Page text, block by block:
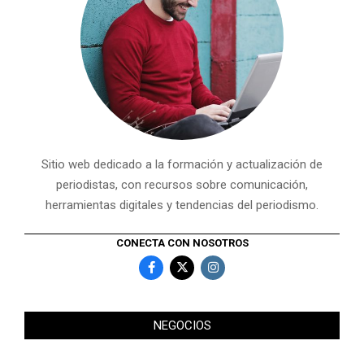
Sitio web dedicado a la formación y actualización de
periodistas, con recursos sobre comunicación,
herramientas digitales y tendencias del periodismo.
CONECTA CON NOSOTROS
NEGOCIOS